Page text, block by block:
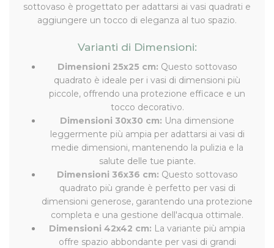
sottovaso è progettato per adattarsi ai vasi quadrati e
aggiungere un tocco di eleganza al tuo spazio.
Varianti di Dimensioni:
Dimensioni 25x25 cm: Questo sottovaso
quadrato è ideale per i vasi di dimensioni più
piccole, offrendo una protezione efficace e un
tocco decorativo.
Dimensioni 30x30 cm: Una dimensione
leggermente più ampia per adattarsi ai vasi di
medie dimensioni, mantenendo la pulizia e la
salute delle tue piante.
Dimensioni 36x36 cm: Questo sottovaso
quadrato più grande è perfetto per vasi di
dimensioni generose, garantendo una protezione
completa e una gestione dell'acqua ottimale.
Dimensioni 42x42 cm: La variante più ampia
offre spazio abbondante per vasi di grandi